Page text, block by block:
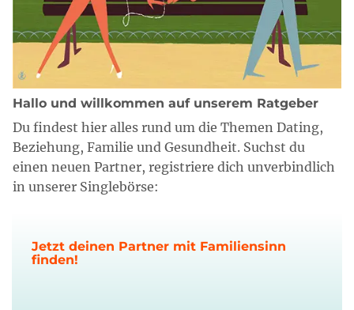
Hallo und willkommen auf unserem Ratgeber
Du findest hier alles rund um die Themen Dating,
Beziehung, Familie und Gesundheit. Suchst du
einen neuen Partner, registriere dich unverbindlich
in unserer Singlebörse:
Jetzt deinen Partner mit Familiensinn
finden!